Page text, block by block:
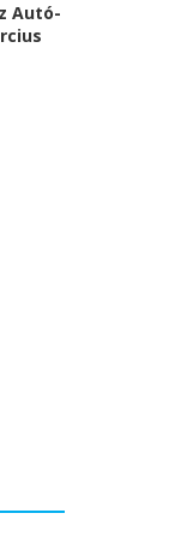
Autó-